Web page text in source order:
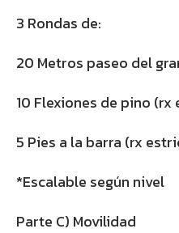
3 Rondas de:
20 Metros paseo del
10 Flexiones de pino
5 Pies a la barra (rx
*Escalable según nivel
Parte C) Movilidad